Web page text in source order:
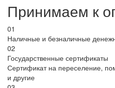
Принимаем к
01
Наличные и безналичные
02
Государственные сертификаты
Сертификат на переселение,
и другие